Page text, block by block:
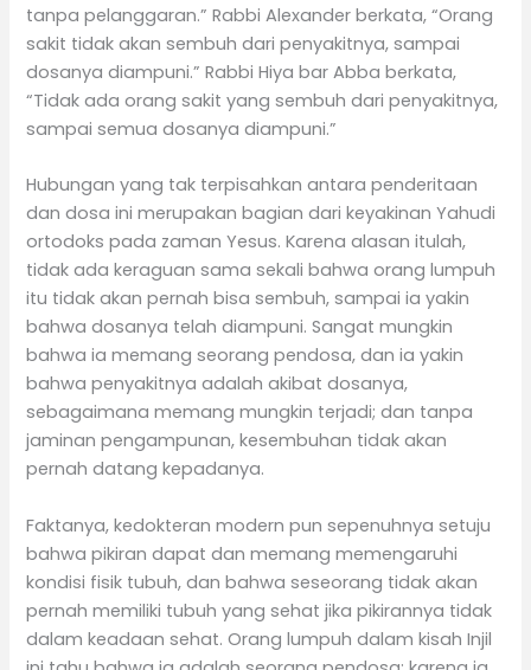
tanpa pelanggaran.” Rabbi Alexander berkata, “Orang
sakit tidak akan sembuh dari penyakitnya, sampai
dosanya diampuni.” Rabbi Hiya bar Abba berkata,
“Tidak ada orang sakit yang sembuh dari penyakitnya,
sampai semua dosanya diampuni.”
Hubungan yang tak terpisahkan antara penderitaan
dan dosa ini merupakan bagian dari keyakinan Yahudi
ortodoks pada zaman Yesus. Karena alasan itulah,
tidak ada keraguan sama sekali bahwa orang lumpuh
itu tidak akan pernah bisa sembuh, sampai ia yakin
bahwa dosanya telah diampuni. Sangat mungkin
bahwa ia memang seorang pendosa, dan ia yakin
bahwa penyakitnya adalah akibat dosanya,
sebagaimana memang mungkin terjadi; dan tanpa
jaminan pengampunan, kesembuhan tidak akan
pernah datang kepadanya.
Faktanya, kedokteran modern pun sepenuhnya setuju
bahwa pikiran dapat dan memang memengaruhi
kondisi fisik tubuh, dan bahwa seseorang tidak akan
pernah memiliki tubuh yang sehat jika pikirannya tidak
dalam keadaan sehat. Orang lumpuh dalam kisah Injil